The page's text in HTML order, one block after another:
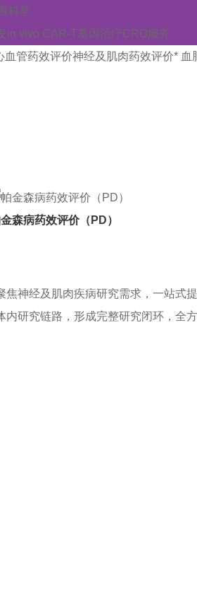
科学
in vivo CAR-T基因治疗CRO服务
血管药效评价神经及肌肉药效评价* 血
类疾病及肌肉疾病模型，提供行为
森病药效评价（PD）
神经及肌肉疾病研究需求，一站式
研究链路，形成完整研究闭环，全